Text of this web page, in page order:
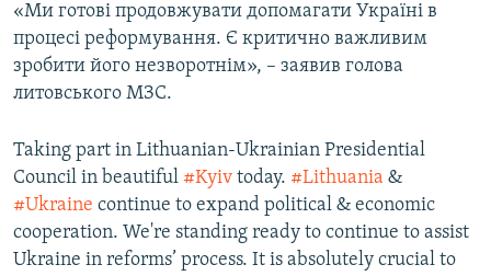
«Ми готові продовжувати допомагати Україні в
процесі реформування. Є критично важливим
зробити його незворотнім», – заявив голова
литовського МЗС.
Taking part in Lithuanian-Ukrainian Presidential
Council in beautiful #Kyiv today. #Lithuania &
#Ukraine continue to expand political & economic
cooperation. We're standing ready to continue to assist
Ukraine in reforms’ process. It is absolutely crucial to